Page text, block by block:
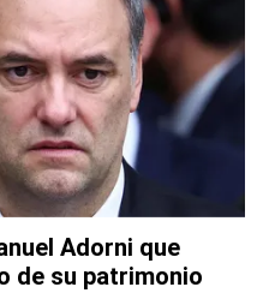
Adorni que
de su patrimonio